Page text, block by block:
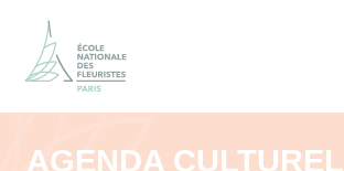
AGENDA CULTUREL